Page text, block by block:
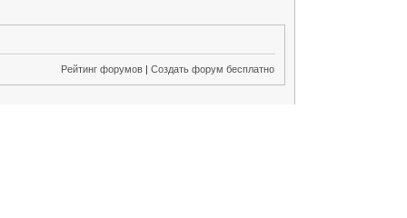
Рейтинг форумов| Создать форум бесплатно